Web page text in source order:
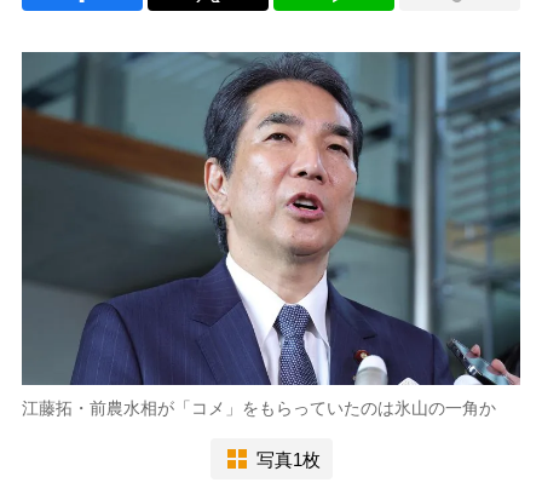
江藤拓・前農水相が「コメ」をもらっていたのは氷山の一角か
写真1枚